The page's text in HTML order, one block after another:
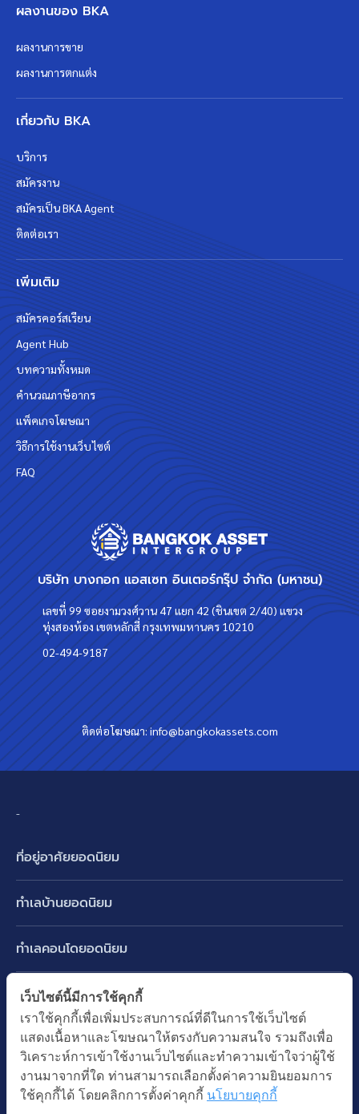
บริษัท บางกอก แอสเซท อินเตอร์กรุ๊ป จำกัด (มหาชน)
เลขที่ 99 ซอยงามวงศ์วาน 47 แยก 42 (ชินเขต 2/40) แขวง
ทุ่งสองห้อง เขตหลักสี่ กรุงเทพมหานคร 10210
02-494-9187
ติดต่อโฆษณา:info@bangkokassets.com
ผลงานของ BKA
ผลงานการขาย
ผลงานการตกแต่ง
เกี่ยวกับ BKA
บริการ
สมัครงาน
สมัครเป็น BKA Agent
ติดต่อเรา
เพิ่มเติม
สมัครคอร์สเรียน
Agent Hub
บทความทั้งหมด
คำนวณภาษีอากร
แพ็คเกจโฆษณา
วิธีการใช้งานเว็บไซต์
FAQ
-
ที่อยู่อาศัยยอดนิยม
ทาวน์เฮ้าส์ ทาวน์โฮม
คอนโดมิเนียม
อาคารพาณิชย์ ตึกแถว
ที่ดินเปล่า
อพาร์ทเม้นท์ หอพัก
ออฟฟิต สำนักงาน
ทำเลบ้านยอดนิยม
บางนา รามคำแหง 2
ปทุมธานี รังสิต ลำลูกกา
นนทบุรี บางใหญ่ บางบัวทอง
ทำเลคอนโดยอดนิยม
พระราม 9
อ่อนนุช ปุณณวิถี
รัชดาภิเษก ห้วยขวาง
ห้าแยกลาดพร้าว
ทำเล BTS ยอดนิยม
BTS ทองหล่อ
BTS เอกมัย
BTS พร้อมพงษ์
ทำเล MRT ยอดนิยม
MRT เพชรบุรี
MRT พระราม 9
คำค้นยอดนิยม
เว็บไซต์นี้มีการใช้คุกกี้
เราใช้คุกกี้เพื่อเพิ่มประสบการณ์ที่ดีในการใช้เว็บไซต์
แสดงเนื้อหาและโฆษณาให้ตรงกับความสนใจ รวมถึงเพื่อ
วิเคราะห์การเข้าใช้งานเว็บไซต์และทำความเข้าใจว่าผู้ใช้
งานมาจากที่ใด ท่านสามารถเลือกตั้งค่าความยินยอมการ
ใช้คุกกี้ได้ โดยคลิกการตั้งค่าคุกกี้ นโยบายคุกกี้